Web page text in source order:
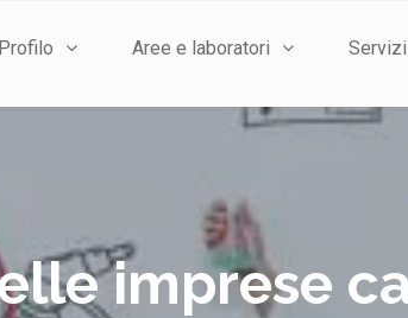
Profilo Aree e laboratori Servizi
imprese